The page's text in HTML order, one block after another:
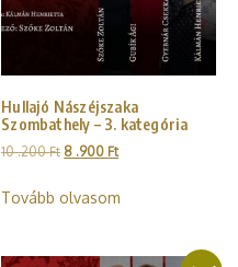
Hullajó Nászéjszaka
Szombathely – 3. kategória
10 .200Ft 8 .900 Ft
Tovább olvasom